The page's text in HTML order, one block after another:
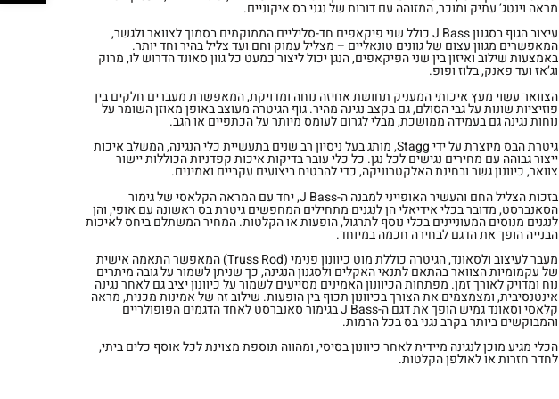
מראה וינטג’ עתיק ומוכר, המזוהה עם דורות של נגני בס איקוניים.
עיצוב הגוף בסגנון J Bass כולל שני פיקאפים חד-סליליים הממוקמים בסמוך לצוואר ולגשר,
המאפשרים מגוון עצום של גוונים טונאליים – מצליל עמוק וחם ועד צליל בהיר וחד יותר.
באמצעות שילוב ואיזון בין שני הפיקאפים, הנגן יכול ליצור כמעט כל גוון סאונד הדרוש לו, מרוק
וג’אז ועד פאנק, בלוז ופופ.
הצוואר עשוי מעץ איכותי המעניק תחושת אחיזה נוחה ומדויקת, המאפשרת מעברים חלקים בין
פוזיציות שונות על גבי הסולם, גם בקצב נגינה מהיר. גוף הגיטרה מעוצב באופן מאוזן השומר על
נוחות נגינה גם בעמידה ממושכת, מבלי לגרום לעומס מיותר על הכתפיים או הגב.
גיטרת הבס מיוצרת על ידי Stagg, מותג בעל ניסיון רב שנים בתעשיית כלי הנגינה, המשלב איכות
ייצור גבוהה עם מחירים נגישים לכל נגן. כל כלי עובר בדיקות איכות קפדניות הכוללות יישור
צוואר, כיוונון גשר ובחינת האלקטרוניקה, כדי להבטיח ביצועים עקביים ואמינים.
בזכות הצליל החם והעשיר האופייני למבנה ה-J Bass, יחד עם המראה הקלאסי של גימור
הסאנברסט, מדובר בכלי אידיאלי הן לנגנים מתחילים המחפשים גיטרת בס ראשונה עם אופי, והן
לנגנים מנוסים המעוניינים בכלי נוסף לתרגול, הופעות או הקלטות. המחיר המשתלם ביחס לאיכות
הבנייה הופך את הדגם לבחירה חכמה במיוחד.
מעבר לעיצוב ולסאונד, הגיטרה כוללת מוט כיוונון פנימי (Truss Rod) המאפשר התאמה אישית
של עקמומיות הצוואר בהתאם לתנאי האקלים ולסגנון הנגינה, כך שניתן לשמור על גובה מיתרים
נוח ומדויק לאורך זמן. מפתחות הכיוונון האמינים מסייעים לשמור על כיוונון יציב גם לאחר נגינה
אינטנסיבית, ומצמצמים את הצורך בכיוונון תכוף בין הופעות. שילוב זה של אמינות מכנית, מראה
קלאסי וסאונד גמיש הופך את דגם ה-J Bass בגימור סאנברסט לאחד הדגמים הפופולריים
והמבוקשים ביותר בקרב נגני בס בכל הרמות.
הכלי מגיע מוכן לנגינה מיידית לאחר כיוונון בסיסי, ומהווה תוספת מצוינת לכל אוסף כלים ביתי,
לחדר חזרות או לאולפן הקלטות.